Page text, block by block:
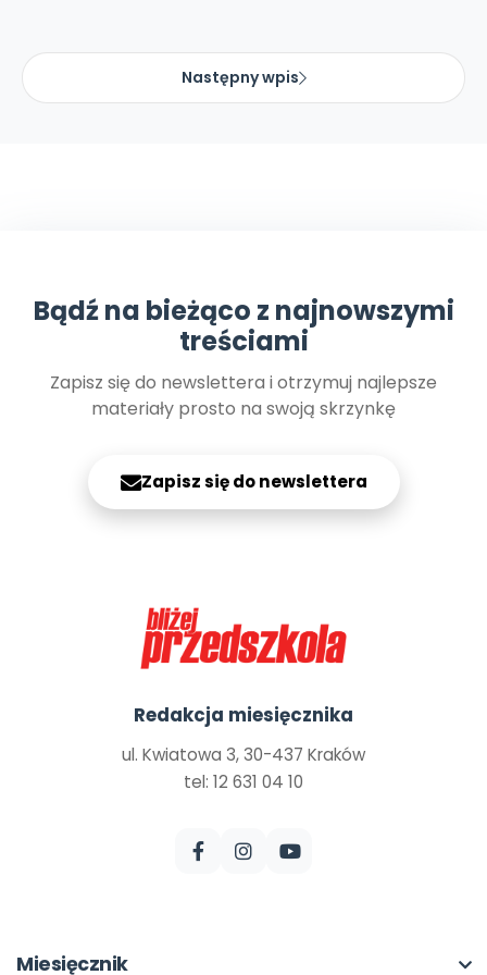
Następny wpis
Bądź na bieżąco z najnowszymi
treściami
Zapisz się do newslettera i otrzymuj najlepsze
materiały prosto na swoją skrzynkę
Zapisz się do newslettera
Redakcja miesięcznika
ul. Kwiatowa 3, 30-437 Kraków
tel: 12 631 04 10
Miesięcznik